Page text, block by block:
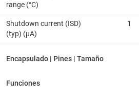
range (°C)
Shutdown current (ISD)
(typ) (µA)
1